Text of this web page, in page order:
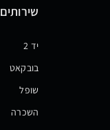
שירותים
יד 2
בובקאט
שופל
השכרה